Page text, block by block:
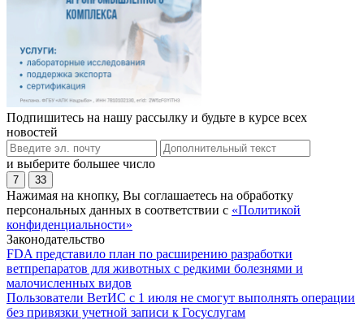
Подпишитесь на нашу рассылку и будьте в курсе всех
новостей
и выберите большее число
7 33
Нажимая на кнопку, Вы соглашаетесь на обработку
персональных данных в соответствии с «Политикой
конфиденциальности»
Законодательство
FDA представило план по расширению разработки
ветпрепаратов для животных с редкими болезнями и
малочисленных видов
Пользователи ВетИС с 1 июля не смогут выполнять операции
без привязки учетной записи к Госуслугам